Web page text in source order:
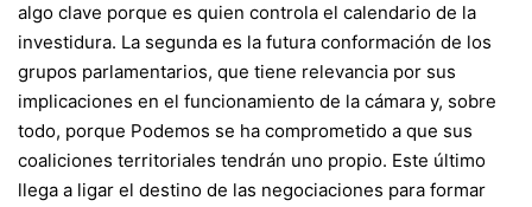
algo clave porque es quien controla el calendario de la
investidura. La segunda es la futura conformación de los
grupos parlamentarios, que tiene relevancia por sus
implicaciones en el funcionamiento de la cámara y, sobre
todo, porque Podemos se ha comprometido a que sus
coaliciones territoriales tendrán uno propio. Este último
llega a ligar el destino de las negociaciones para formar